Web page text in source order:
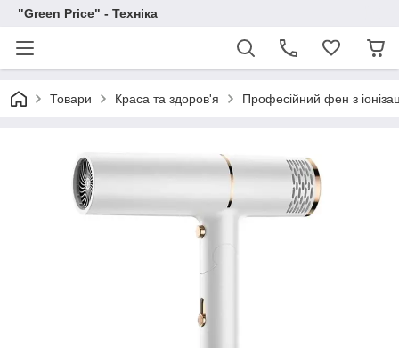
"Green Price" - Техніка
Товари Краса та здоров'я Професійний фен з